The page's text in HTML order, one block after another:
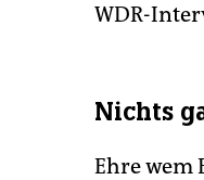
WDR-
Nichts
Ehre wem